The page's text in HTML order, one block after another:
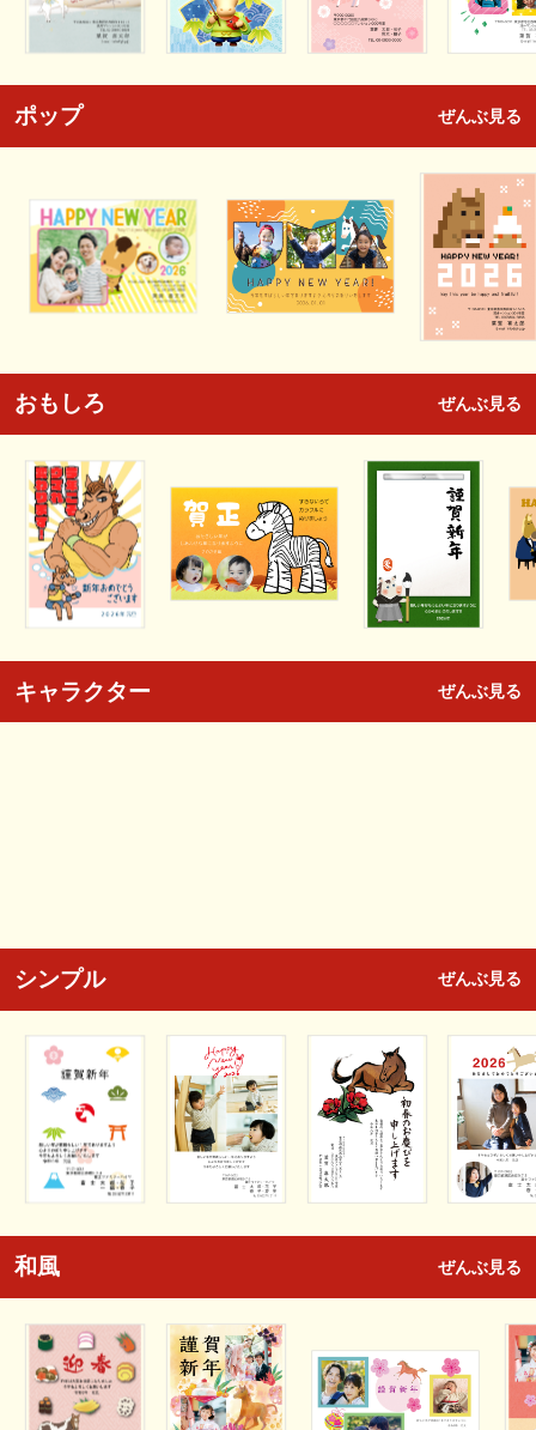
ポップ ぜんぶ見る
おもしろ ぜんぶ見る
キャラクター ぜんぶ見る
シンプル ぜんぶ見る
和風 ぜんぶ見る